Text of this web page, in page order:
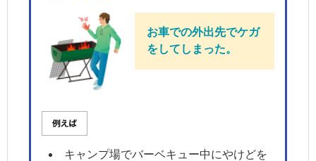
お車での外出先でケガ
をしてしまった。
キャンプ場でバーベキュー中にやけどを